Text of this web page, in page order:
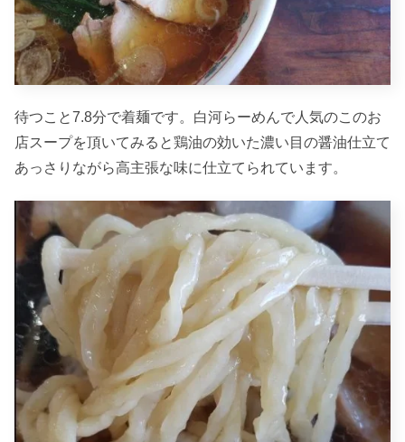
待つこと7.8分で着麺です。白河らーめんで人気のこのお
店スープを頂いてみると鶏油の効いた濃い目の醤油仕立て
あっさりながら高主張な味に仕立てられています。